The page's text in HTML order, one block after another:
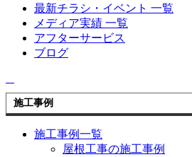
最新チラシ・イベント 一覧
メディア実績 一覧
アフターサービス
ブログ
施工事例
施工事例一覧
屋根工事の施工事例